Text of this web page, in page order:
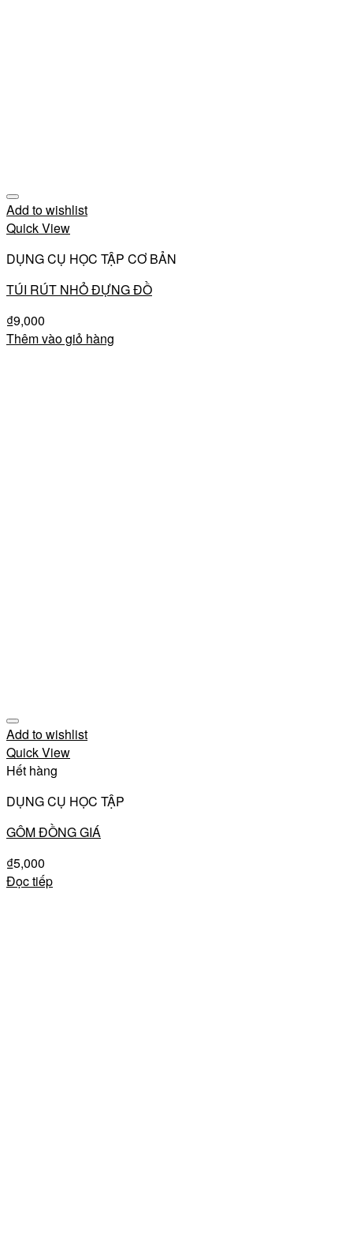
Add to wishlist
Quick View
DỤNG CỤ HỌC TẬP CƠ BẢN
TÚI RÚT NHỎ ĐỰNG ĐỒ
₫9,000
Thêm vào giỏ hàng
Add to wishlist
Quick View
Hết hàng
DỤNG CỤ HỌC TẬP
GÔM ĐỒNG GIÁ
₫5,000
Đọc tiếp